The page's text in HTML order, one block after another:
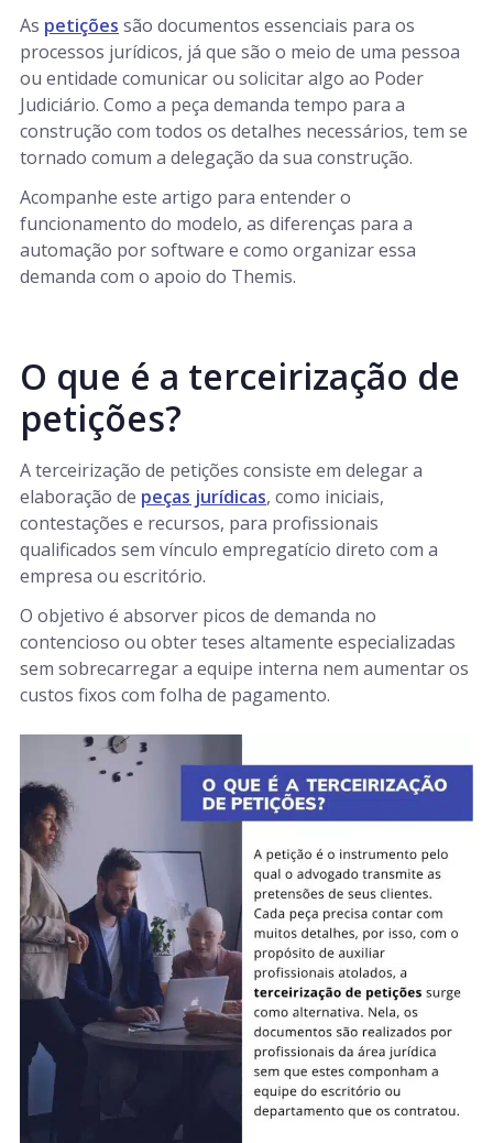
As petições são documentos essenciais para os
processos jurídicos, já que são o meio de uma pessoa
ou entidade comunicar ou solicitar algo ao Poder
Judiciário. Como a peça demanda tempo para a
construção com todos os detalhes necessários, tem se
tornado comum a delegação da sua construção.
Acompanhe este artigo para entender o
funcionamento do modelo, as diferenças para a
automação por software e como organizar essa
demanda com o apoio do Themis.
O que é a terceirização de
petições?
A terceirização de petições consiste em delegar a
elaboração de peças jurídicas, como iniciais,
contestações e recursos, para profissionais
qualificados sem vínculo empregatício direto com a
empresa ou escritório.
O objetivo é absorver picos de demanda no
contencioso ou obter teses altamente especializadas
sem sobrecarregar a equipe interna nem aumentar os
custos fixos com folha de pagamento.